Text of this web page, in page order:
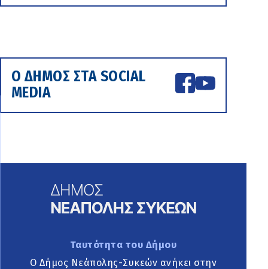
Ο ΔΗΜΟΣ ΣΤΑ SOCIAL
MEDIA
Ταυτότητα του Δήμου
Ο Δήμος Νεάπολης-Συκεών ανήκει στην